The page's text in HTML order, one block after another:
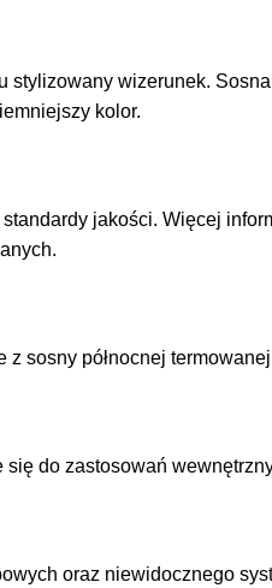
stylizowany wizerunek.
kolor.
jakości. Więcej
sosny północnej
do zastosowań
oraz niewidocznego